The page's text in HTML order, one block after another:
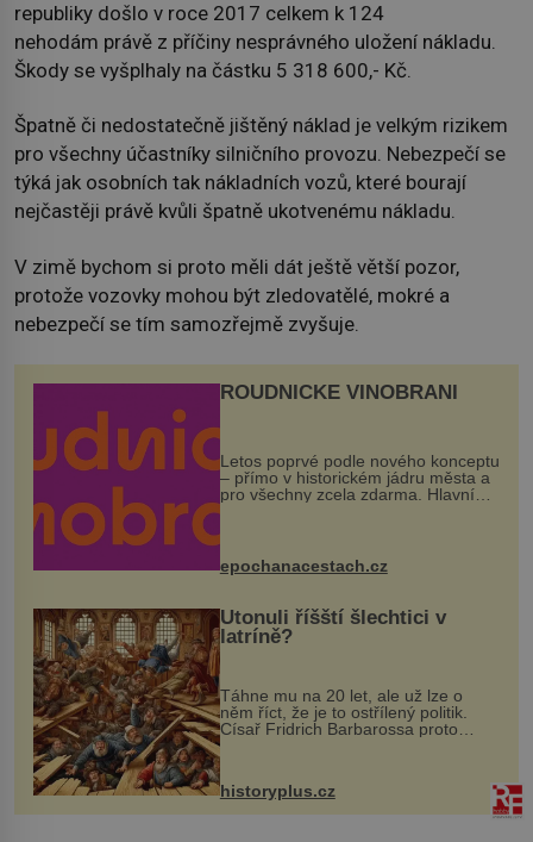
republiky došlo v roce 2017 celkem k 124
nehodám právě z příčiny nesprávného uložení nákladu.
Škody se vyšplhaly na částku 5 318 600,- Kč.
Špatně či nedostatečně jištěný náklad je velkým rizikem
pro všechny účastníky silničního provozu. Nebezpečí se
týká jak osobních tak nákladních vozů, které bourají
nejčastěji právě kvůli špatně ukotvenému nákladu.
V zimě bychom si proto měli dát ještě větší pozor,
protože vozovky mohou být zledovatělé, mokré a
nebezpečí se tím samozřejmě zvyšuje.
ROUDNICKÉ VINOBRANÍ
Letos poprvé podle nového konceptu
– přímo v historickém jádru města a
pro všechny zcela zdarma. Hlavní
program se odehraje na Karlově a
mohou těšit na víno, burčák, pes...
epochanacestach.cz
Utonuli říšští šlechtici v
latríně?
Táhne mu na 20 let, ale už lze o
něm říct, že je to ostřílený politik.
Císař Fridrich Barbarossa proto
posílá svého syna a dědice Jindřicha
VI. do Erfurtu, aby se stal
prostředníkem při řešení sporu m...
historyplus.cz